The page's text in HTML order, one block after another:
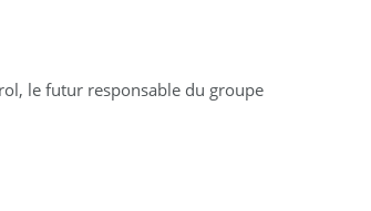
le futur responsable du groupe